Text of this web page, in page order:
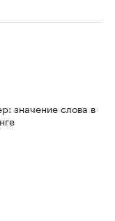
значение слова в